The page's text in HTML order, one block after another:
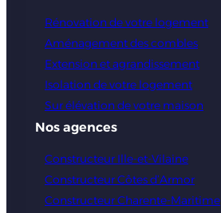
Rénovation de votre logement
Aménagement des combles
Extension et agrandissement
Isolation de votre logement
Sur élévation de votre maison
Nos agences
Constructeur Ille-et-Vilaine
Constructeur Côtes d’Armor
Constructeur Charente-Maritime